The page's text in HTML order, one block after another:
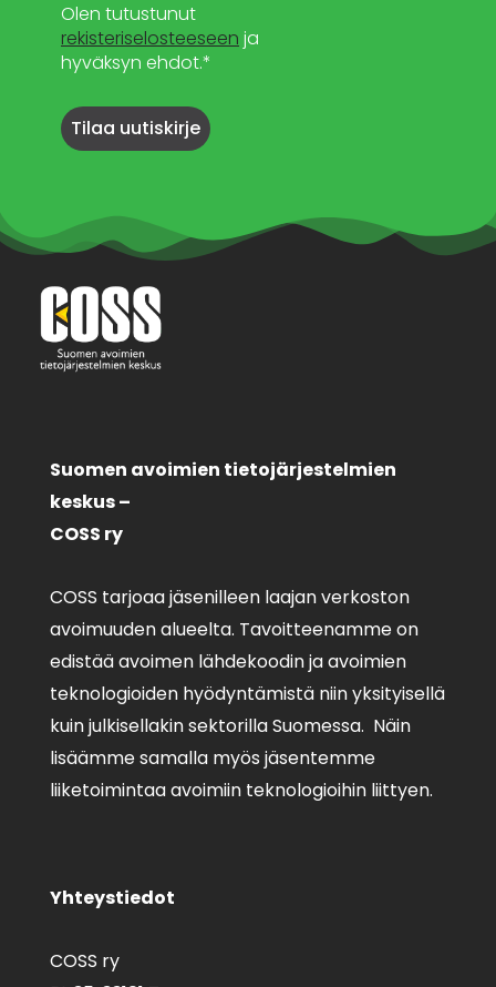
Olen tutustunut
rekisteriselosteeseen ja
hyväksyn ehdot.*
Suomen avoimien tietojärjestelmien
keskus –
COSS ry
COSS tarjoaa jäsenilleen laajan verkoston
avoimuuden alueelta. Tavoitteenamme on
edistää avoimen lähdekoodin ja avoimien
teknologioiden hyödyntämistä niin yksityisellä
kuin julkisellakin sektorilla Suomessa. Näin
lisäämme samalla myös jäsentemme
liiketoimintaa avoimiin teknologioihin liittyen.
Yhteystiedot
COSS ry